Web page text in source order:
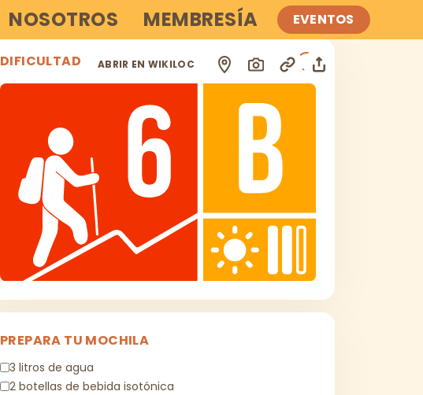
NOSOTROS MEMBRESÍA EVENTOS
ABRIR EN WIKILOC
DIFICULTAD
PREPARA TU MOCHILA
3 litros de agua
2 botellas de bebida isotónica